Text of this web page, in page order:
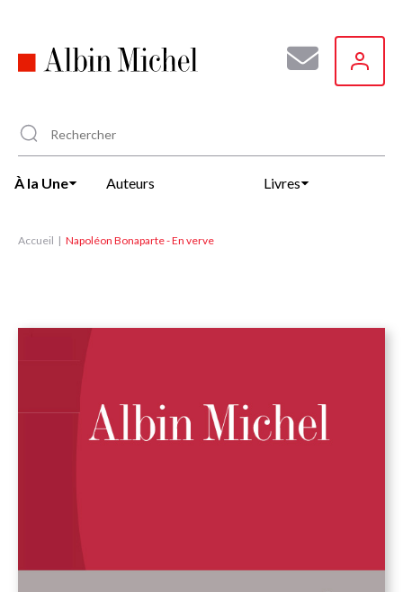
principal
À la Une Auteurs Livres
Accueil Napoléon Bonaparte - En verve